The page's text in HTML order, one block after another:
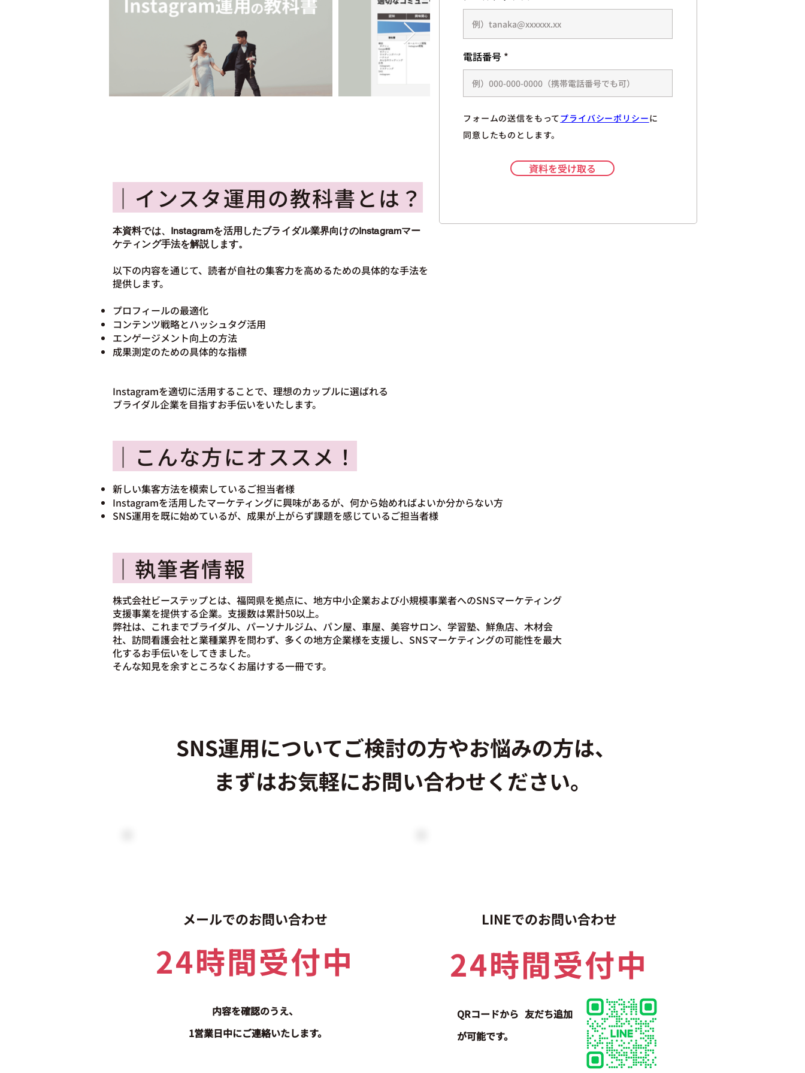
｜インスタ運用の教科書とは？
電話番号
フォームの送信をもってプライバシーポリシーに
同意したものとします。
資料を受け取る
本資料では、Instagramを活用したブライダル業界向けのInstagramマー
ケティング手法を解説します。
以下の内容を通じて、読者が自社の集客力を高めるための具体的な手法を
提供します。
プロフィールの最適化
コンテンツ戦略とハッシュタグ活用
エンゲージメント向上の方法
成果測定のための具体的な指標
Instagramを適切に活用することで、理想のカップルに選ばれる
ブライダル企業を目指すお手伝いをいたします。
｜こんな方にオススメ！
新しい集客方法を模索しているご担当者様
Instagramを活用したマーケティングに興味があるが、何から始めればよいか分からない方
SNS運用を既に始めているが、成果が上がらず課題を感じているご担当者様
｜執筆者情報
株式会社ビーステップとは、福岡県を拠点に、地方中小企業および小規模事業者へのSNSマーケティング
支援事業を提供する企業。支援数は累計50以上。
弊社は、これまでブライダル、パーソナルジム、パン屋、車屋、美容サロン、学習塾、鮮魚店、木材会
社、訪問看護会社と業種業界を問わず、多くの地方企業様を支援し、SNSマーケティングの可能性を最大
化するお手伝いをしてきました。
そんな知見を余すところなくお届けする一冊です。
SNS運用についてご検討の方やお悩みの方は、
まずはお気軽にお問い合わせください。
メールでのお問い合わせ
24時間受付中
内容を確認のうえ、
1営業日中にご連絡いたします。
LINEでのお問い合わせ
24時間受付中
QRコードから 友だち追加
が可能です。